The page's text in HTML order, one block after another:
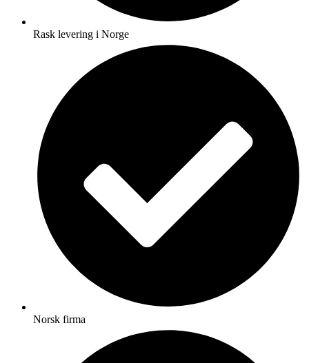
Rask levering i Norge
Norsk firma